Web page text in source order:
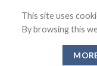
This site uses
By browsing this